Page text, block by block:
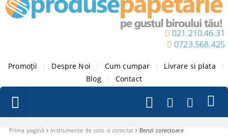
021.210.46.31
0723.568.425
Promoții Despre Noi Cum cumpar Livrare si plata
Blog
Contact
Prima pagină Instrumente de scris si corectat Benzi corectoare